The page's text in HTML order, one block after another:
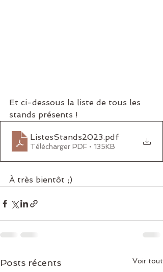
Et ci-dessous la liste de tous les
stands présents !
ListesStands2023.pdf
Télécharger PDF • 135KB
À très bientôt ;)
Posts récents Voir tout